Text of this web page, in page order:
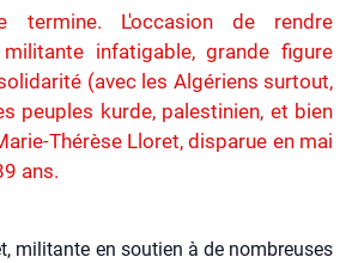
termine. L'occasion de rendre
infatigable, grande figure
(avec les Algériens surtout,
peuples kurde, palestinien, et bien
Thérèse Lloret, disparue en mai
ans.
mili­tante en sou­tien à de nom­breuses